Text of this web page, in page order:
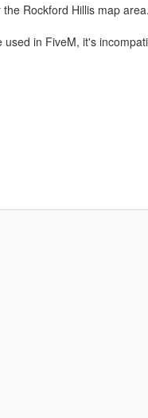
Rockford Hillis map area.
in FiveM, it's